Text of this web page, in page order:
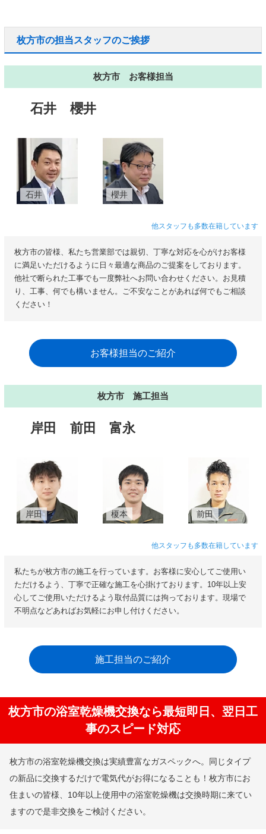
枚方市の担当スタッフのご挨拶
枚方市 お客様担当
石井 櫻井
石井 櫻井
他スタッフも多数在籍しています
枚方市の皆様、私たち営業部では親切、丁寧な対応を心がけお客様
に満足いただけるように日々最適な商品のご提案をしております。
他社で断られた工事でも一度弊社へお問い合わせください。お見積
り、工事、何でも構いません。ご不安なことがあれば何でもご相談
ください！
お客様担当のご紹介
枚方市 施工担当
岸田 前田 富永
岸田 榎本 前田
他スタッフも多数在籍しています
私たちが枚方市の施工を行っています。お客様に安心してご使用い
ただけるよう、丁寧で正確な施工を心掛けております。10年以上安
心してご使用いただけるよう取付品質には拘っております。現場で
不明点などあればお気軽にお申し付けください。
施工担当のご紹介
枚方市の浴室乾燥機交換なら最短即日、翌日工
事のスピード対応
枚方市の浴室乾燥機交換は実績豊富なガスペックへ。同じタイプ
の新品に交換するだけで電気代がお得になることも！枚方市にお
住まいの皆様、10年以上使用中の浴室乾燥機は交換時期に来てい
ますので是非交換をご検討ください。